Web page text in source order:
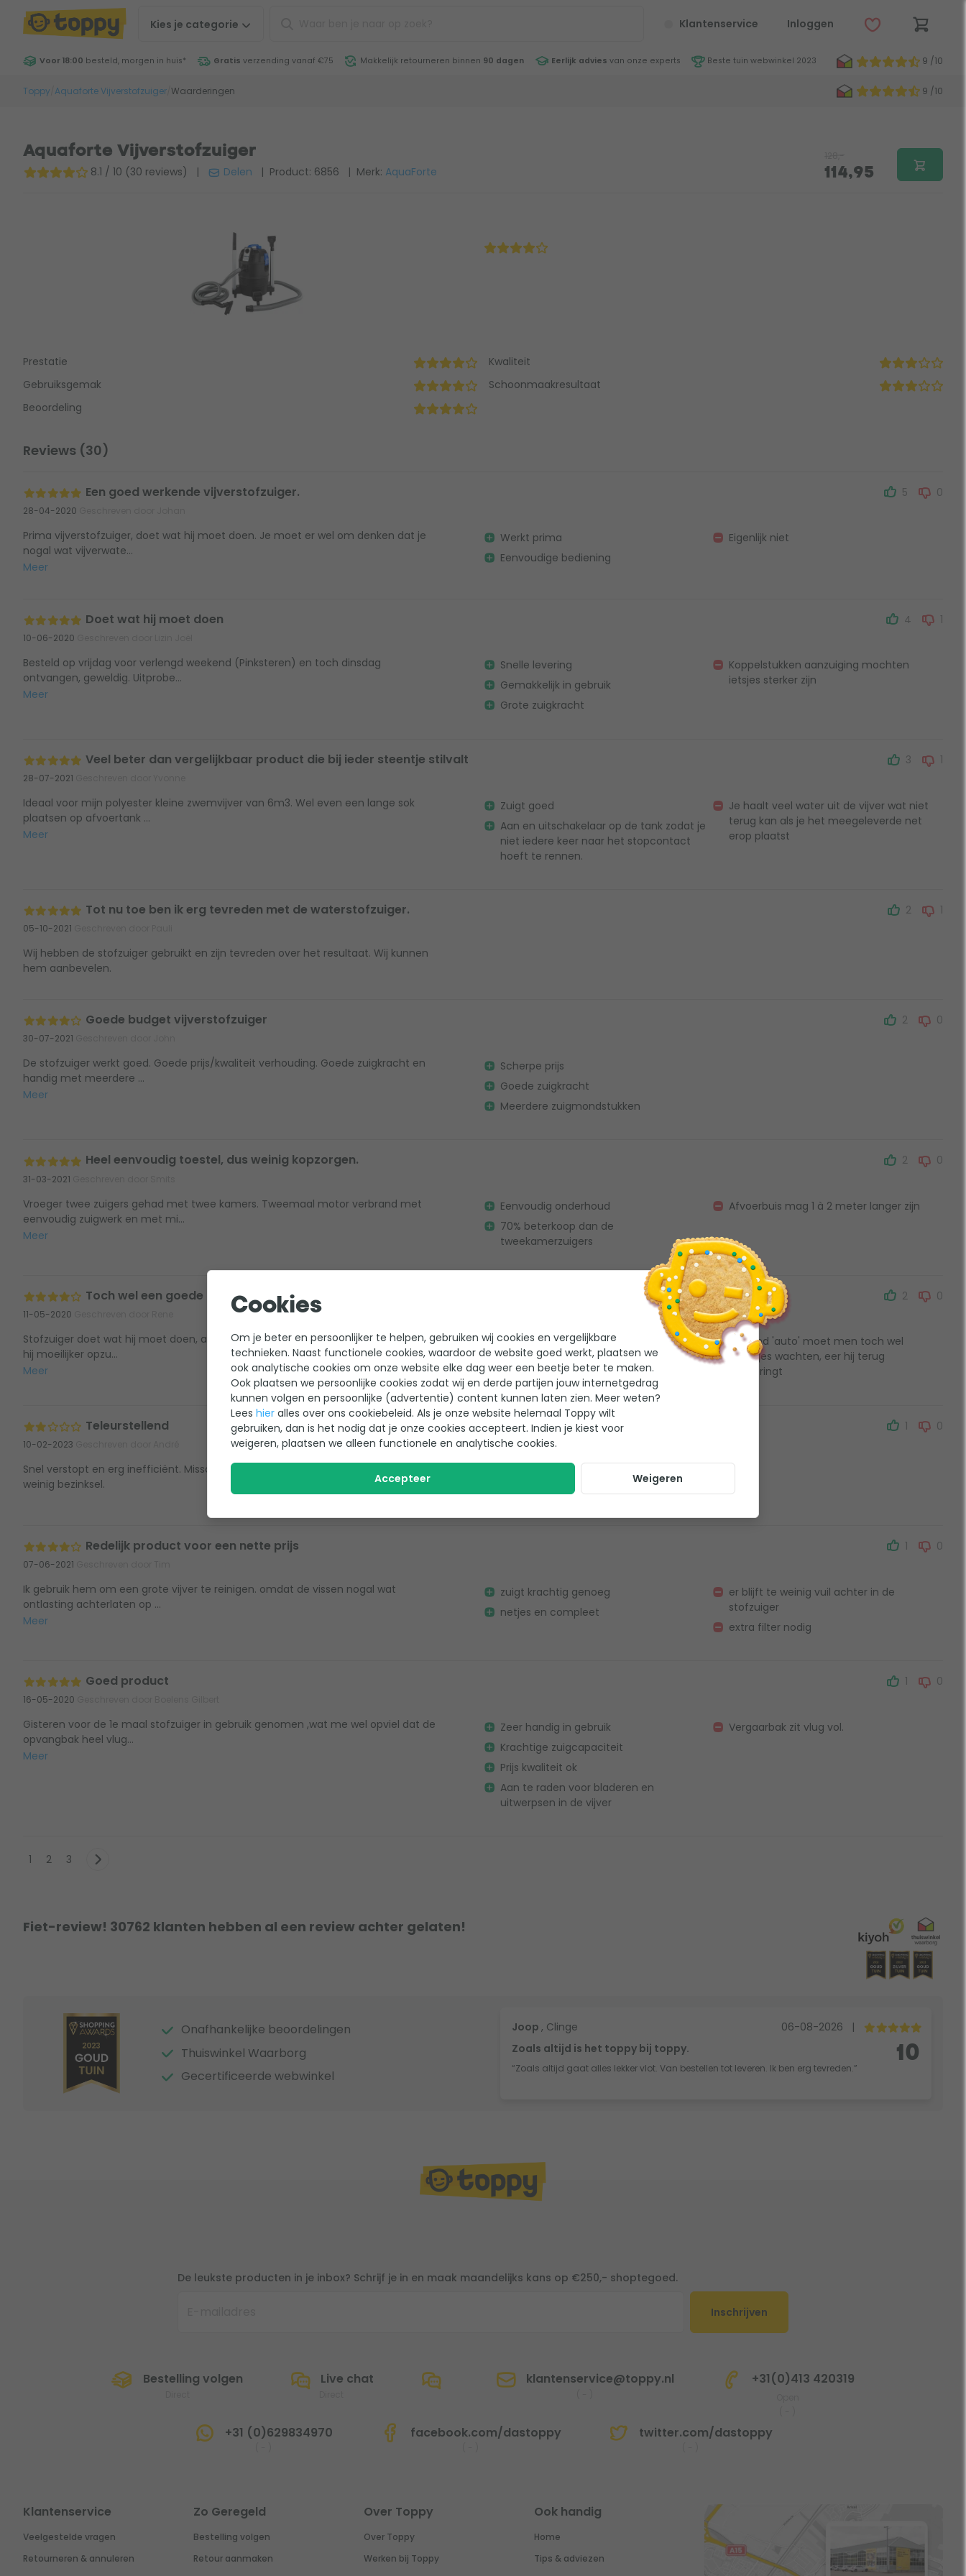
Kies je categorie Klantenservice Inloggen
Voor 18:00 besteld, morgen in huis* Gratis verzending vanaf €75 Makkelijk retourneren binnen 90 dagen Eerlijk advies van onze experts Beste tuin webwinkel 2023 9 /10
Toppy Aquaforte Vijverstofzuiger Waarderingen 9 /10
Aquaforte Vijverstofzuiger
8.1 / 10 (30 reviews) | Delen | Product: 6856 | Merk: AquaForte 114,95
Prestatie
Gebruiksgemak
Beoordeling
Kwaliteit
Schoonmaakresultaat
Reviews (30)
Een goed werkende vijverstofzuiger.
28-04-2020
5 0
Prima vijverstofzuiger, doet wat hij moet doen. Je moet er wel om denken dat je
nogal wat vijverwate...
Meer
Werkt prima
Eenvoudige bediening
Eigenlijk niet
Doet wat hij moet doen
10-06-2020
4 1
Besteld op vrijdag voor verlengd weekend (Pinksteren) en toch dinsdag
ontvangen, geweldig. Uitprobe...
Meer
Snelle levering
Gemakkelijk in gebruik
Grote zuigkracht
Koppelstukken aanzuiging mochten
ietsjes sterker zijn
Veel beter dan vergelijkbaar product die bij ieder steentje stilvalt
28-07-2021
3 1
Ideaal voor mijn polyester kleine zwemvijver van 6m3. Wel even een lange sok
plaatsen op afvoertank ...
Meer
Zuigt goed
Aan en uitschakelaar op de tank zodat je
niet iedere keer naar het stopcontact
hoeft te rennen.
Je haalt veel water uit de vijver wat niet
terug kan als je het meegeleverde net
erop plaatst
Tot nu toe ben ik erg tevreden met de waterstofzuiger.
05-10-2021
2 1
Wij hebben de stofzuiger gebruikt en zijn tevreden over het resultaat. Wij kunnen
hem aanbevelen.
Goede budget vijverstofzuiger
30-07-2021
2 0
De stofzuiger werkt goed. Goede prijs/kwaliteit verhouding. Goede zuigkracht en
handig met meerdere ...
Meer
Scherpe prijs
Goede zuigkracht
Meerdere zuigmondstukken
Heel eenvoudig toestel, dus weinig kopzorgen.
31-03-2021
2 0
Vroeger twee zuigers gehad met twee kamers. Tweemaal motor verbrand met
eenvoudig zuigwerk en met mi...
Meer
Eenvoudig onderhoud
70% beterkoop dan de
tweekamerzuigers
Afvoerbuis mag 1 à 2 meter langer zijn
Toch wel een goede aankoop
11-05-2020
2 0
Stofzuiger doet wat hij moet doen, alleen grotere bladeren op de vijverbodem kan
hij moeilijker opzu...
Meer
Makkelijk in gebruik en onderhoud
In stand 'auto' moet men toch wel
eventjes wachten, eer hij terug
aanspringt
Teleurstellend
10-02-2023
1 0
Snel verstopt en erg inefficiënt. Misschien wel te gebruiken in kleine vijvers met
weinig bezinksel.
Niet geschikt voor wat grotere vijvers
Vaak verstopt en erg tijdrovend
Redelijk product voor een nette prijs
07-06-2021
1 0
Ik gebruik hem om een grote vijver te reinigen. omdat de vissen nogal wat
ontlasting achterlaten op ...
Meer
zuigt krachtig genoeg
netjes en compleet
er blijft te weinig vuil achter in de
stofzuiger
extra filter nodig
Goed product
16-05-2020
1 0
Gisteren voor de 1e maal stofzuiger in gebruik genomen ,wat me wel opviel dat de
opvangbak heel vlug...
Meer
Zeer handig in gebruik
Krachtige zuigcapaciteit
Prijs kwaliteit ok
Aan te raden voor bladeren en
uitwerpsen in de vijver
Vergaarbak zit vlug vol.
1 2 3
Fiet-review! 30762 klanten hebben al een review achter gelaten!
Onafhankelijke beoordelingen
Thuiswinkel Waarborg
Gecertificeerde webwinkel
Joop , Clinge 06-08-2026
|
Zoals altijd is het toppy bij toppy.
“Zoals altijd gaat alles lekker vlot. Van bestellen tot leveren. Ik ben erg tevreden.”
10
De leukste producten in je inbox? Schrijf je in en maak maandelijks kans op €250,- shoptegoed.
Inschrijven
Bestelling volgen Live chat klantenservice@toppy.nl +31(0)413 420319
+31 (0)629834970 facebook.com/dastoppy twitter.com/dastoppy
Klantenservice
Veelgestelde vragen
Retourneren & annuleren
Zo Geregeld
Bestelling volgen
Retour aanmaken
Over Toppy
Over Toppy
Werken bij Toppy
Ook handig
Home
Tips & adviezen
Cookies
Om je beter en persoonlijker te helpen, gebruiken wij cookies en vergelijkbare
technieken. Naast functionele cookies, waardoor de website goed werkt, plaatsen we
ook analytische cookies om onze website elke dag weer een beetje beter te maken.
Ook plaatsen we persoonlijke cookies zodat wij en derde partijen jouw internetgedrag
kunnen volgen en persoonlijke (advertentie) content kunnen laten zien. Meer weten?
Lees hier alles over ons cookiebeleid. Als je onze website helemaal Toppy wilt
gebruiken, dan is het nodig dat je onze cookies accepteert. Indien je kiest voor
weigeren, plaatsen we alleen functionele en analytische cookies.
Accepteer Weigeren